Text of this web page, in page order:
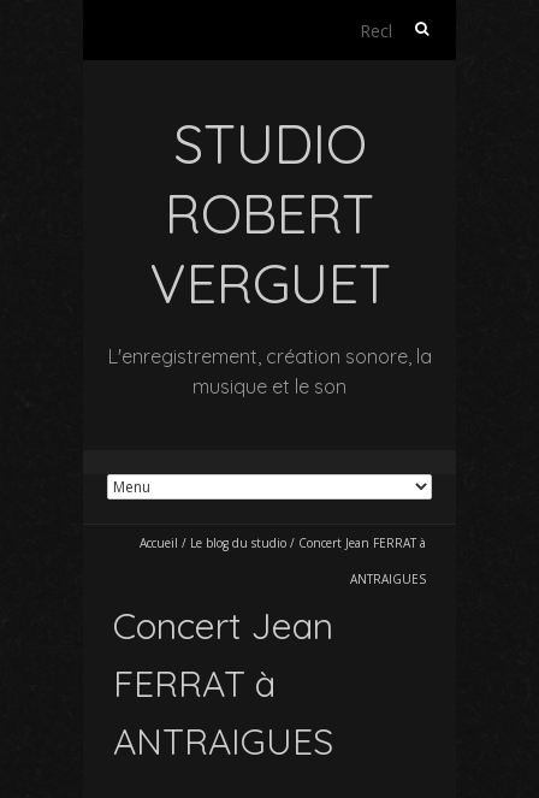
Rechercher :
STUDIO
ROBERT
VERGUET
L'enregistrement, création sonore, la
musique et le son
Accueil / Le blog du studio / Concert Jean FERRAT à
ANTRAIGUES
Concert Jean
FERRAT à
ANTRAIGUES